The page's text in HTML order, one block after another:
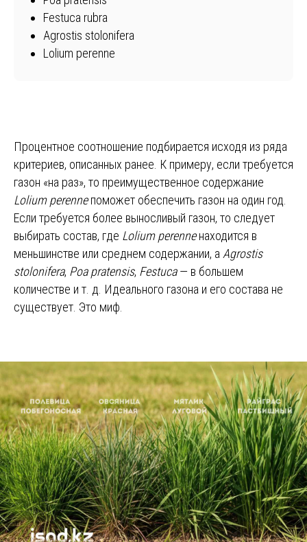
Festuca rubra
Agrostis stolonifera
Lolium perenne
Процентное соотношение подбирается исходя из ряда
критериев, описанных ранее. К примеру, если требуется
газон «на раз», то преимущественное содержание
Lolium perenneпоможет обеспечить газон на один год.
Если требуется более выносливый газон, то следует
выбирать состав, где Lolium perenneнаходится в
меньшинстве или среднем содержании, а Agrostis
stolonifera, Poa pratensis, Festuca— в большем
количестве и т. д. Идеального газона и его состава не
существует. Это миф.